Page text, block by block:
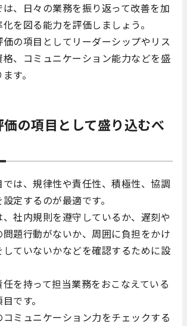
、日々の業務を振り返って改善を加
を図る能力を評価しましょう。
の項目としてリーダーシップやリス
格、コミュニケーション能力などを盛
す。
の項目として盛り込むべ
は、規律性や責任性、積極性、協調
定するのが最適です。
社内規則を遵守しているか、遅刻や
題行動がないか、周囲に負担をかけ
していないかなどを確認するために設
を持って担当業務をおこなえている
です。
コミュニケーション力をチェックする